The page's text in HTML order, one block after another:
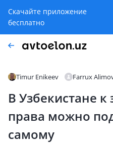
Скачайте приложение
бесплатно
Timur Enikeev Farrux
В Узбекистане к
права можно
самому